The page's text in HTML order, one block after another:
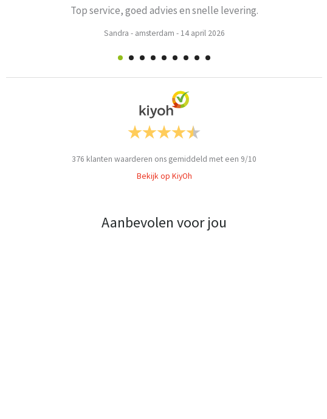
Top service, goed advies en snelle levering.
Sandra - amsterdam - 14 april 2026
376 klanten waarderen ons gemiddeld met een 9/10
Bekijk op KiyOh
Aanbevolen voor jou